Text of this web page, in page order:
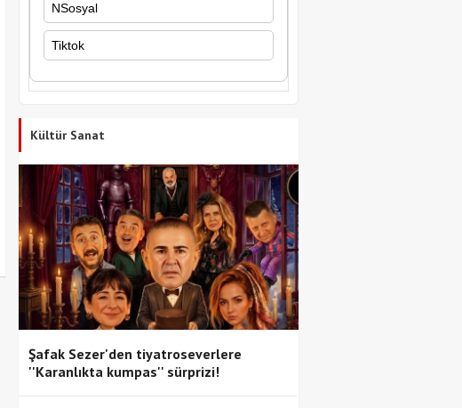
NSosyal
Tiktok
Kültür Sanat
Şafak Sezer'den tiyatroseverlere
''Karanlıkta kumpas'' sürprizi!